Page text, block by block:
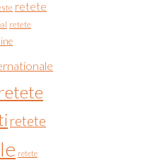
retete
retete
retete
retete